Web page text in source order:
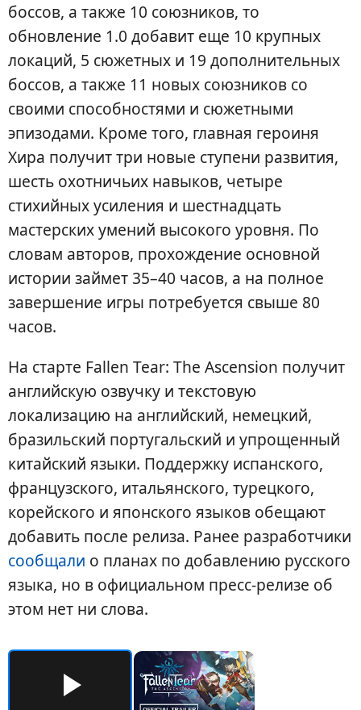
боссов, а также 10 союзников, то
обновление 1.0 добавит еще 10 крупных
локаций, 5 сюжетных и 19 дополнительных
боссов, а также 11 новых союзников со
своими способностями и сюжетными
эпизодами. Кроме того, главная героиня
Хира получит три новые ступени развития,
шесть охотничьих навыков, четыре
стихийных усиления и шестнадцать
мастерских умений высокого уровня. По
словам авторов, прохождение основной
истории займет 35–40 часов, а на полное
завершение игры потребуется свыше 80
часов.
На старте Fallen Tear: The Ascension получит
английскую озвучку и текстовую
локализацию на английский, немецкий,
бразильский португальский и упрощенный
китайский языки. Поддержку испанского,
французского, итальянского, турецкого,
корейского и японского языков обещают
добавить после релиза. Ранее разработчики
сообщали о планах по добавлению русского
языка, но в официальном пресс-релизе об
этом нет ни слова.